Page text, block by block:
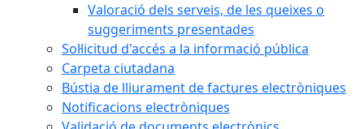
Valoració dels serveis, de les queixes o
suggeriments presentades
Sol·licitud d'accés a la informació pública
Carpeta ciutadana
Bústia de lliurament de factures electròniques
Notificacions electròniques